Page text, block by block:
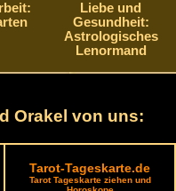
Liebe und
Gesundheit:
Astrologisches
Lenormand
Orakel von uns:
Tarot-Tageskarte.de
Tarot Tageskarte ziehen und